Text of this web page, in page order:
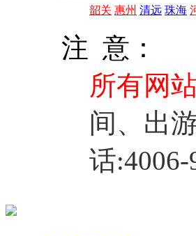
韶关 惠州 清远 珠海
注 意：
所有网
间、出
话:4006-